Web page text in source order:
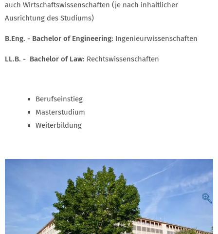
auch Wirtschaftswissenschaften (je nach inhaltlicher
Ausrichtung des Studiums)
B.Eng. - Bachelor of Engineering: Ingenieurwissenschaften
LL.B. - Bachelor of Law: Rechtswissenschaften
Berufseinstieg
Masterstudium
Weiterbildung